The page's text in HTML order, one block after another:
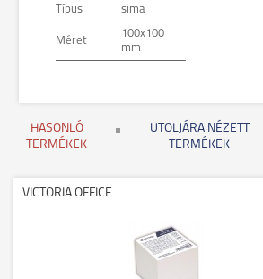
Típus sima
Méret
100x100
mm
HASONLÓ
TERMÉKEK
UTOLJÁRA NÉZETT
TERMÉKEK
VICTORIA OFFICE